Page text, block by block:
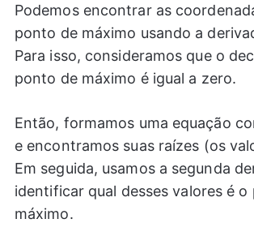
Podemos encontrar as
ponto de máximo usando a
Para isso, consideramos que o
ponto de máximo é igual a zero.
Então, formamos uma equação
e encontramos suas raízes (os
Em seguida, usamos a segunda
identificar qual desses valores é o
máximo.